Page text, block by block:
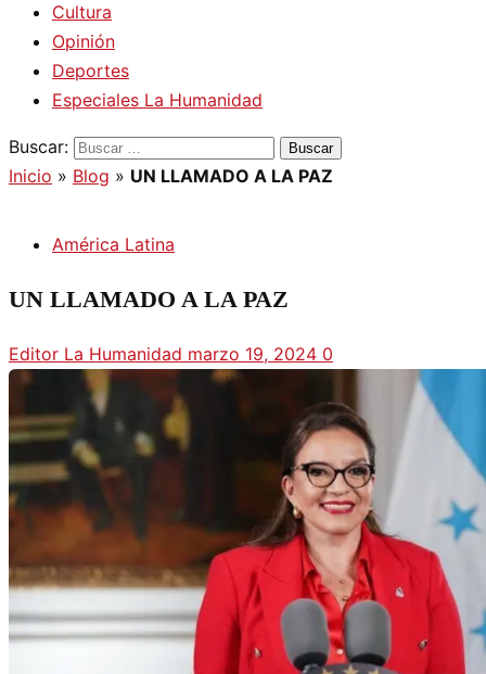
Cultura
Opinión
Deportes
Especiales La Humanidad
Buscar:
Inicio » Blog » UN LLAMADO A LA PAZ
América Latina
UN LLAMADO A LA PAZ
Editor La Humanidad marzo 19, 2024 0